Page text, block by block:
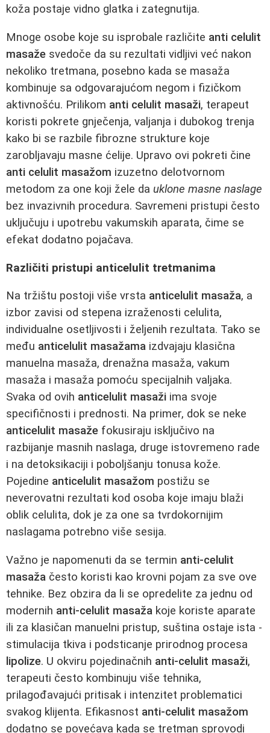
koža postaje vidno glatka i zategnutija.
Mnoge osobe koje su isprobale različite anti celulit
masaže svedoče da su rezultati vidljivi već nakon
nekoliko tretmana, posebno kada se masaža
kombinuje sa odgovarajućom negom i fizičkom
aktivnošću. Prilikom anti celulit masaži, terapeut
koristi pokrete gnječenja, valjanja i dubokog trenja
kako bi se razbile fibrozne strukture koje
zarobljavaju masne ćelije. Upravo ovi pokreti čine
anti celulit masažom izuzetno delotvornom
metodom za one koji žele da uklone masne naslage
bez invazivnih procedura. Savremeni pristupi često
uključuju i upotrebu vakumskih aparata, čime se
efekat dodatno pojačava.
Različiti pristupi anticelulit tretmanima
Na tržištu postoji više vrsta anticelulit masaža, a
izbor zavisi od stepena izraženosti celulita,
individualne osetljivosti i željenih rezultata. Tako se
među anticelulit masažama izdvajaju klasična
manuelna masaža, drenažna masaža, vakum
masaža i masaža pomoću specijalnih valjaka.
Svaka od ovih anticelulit masaži ima svoje
specifičnosti i prednosti. Na primer, dok se neke
anticelulit masaže fokusiraju isključivo na
razbijanje masnih naslaga, druge istovremeno rade
i na detoksikaciji i poboljšanju tonusa kože.
Pojedine anticelulit masažom postižu se
neverovatni rezultati kod osoba koje imaju blaži
oblik celulita, dok je za one sa tvrdokornijim
naslagama potrebno više sesija.
Važno je napomenuti da se termin anti-celulit
masaža često koristi kao krovni pojam za sve ove
tehnike. Bez obzira da li se opredelite za jednu od
modernih anti-celulit masaža koje koriste aparate
ili za klasičan manuelni pristup, suština ostaje ista -
stimulacija tkiva i podsticanje prirodnog procesa
lipolize. U okviru pojedinačnih anti-celulit masaži,
terapeuti često kombinuju više tehnika,
prilagođavajući pritisak i intenzitet problematici
svakog klijenta. Efikasnost anti-celulit masažom
dodatno se povećava kada se tretman sprovodi